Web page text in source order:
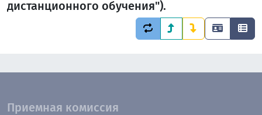
дистанционного обучения").
Приемная комиссия